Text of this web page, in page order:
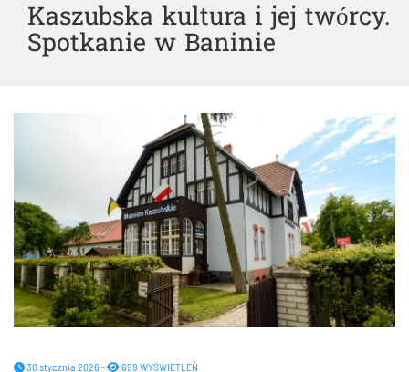
Kaszubska kultura i jej twórcy.
Spotkanie w Baninie
30 stycznia 2026 - 699 WYŚWIETLEŃ